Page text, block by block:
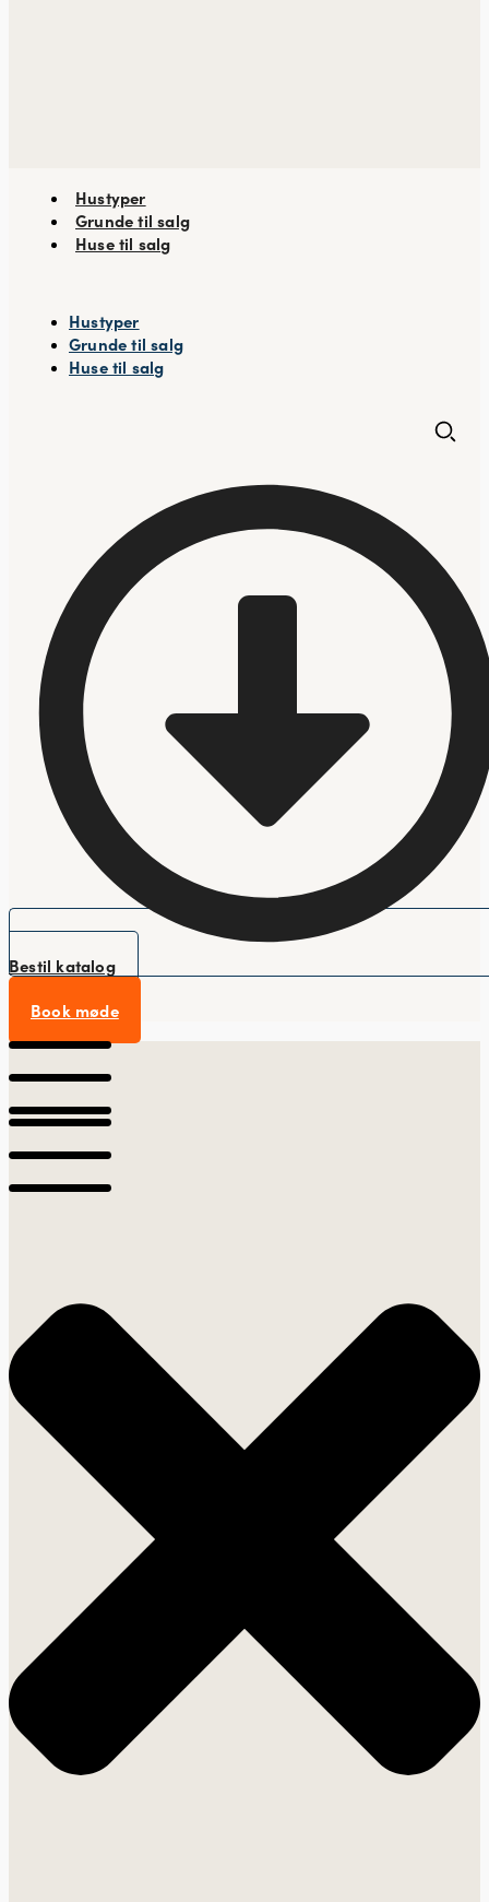
Hustyper
Grunde til salg
Huse til salg
Hustyper
Grunde til salg
Huse til salg
Bestil katalog
Book møde